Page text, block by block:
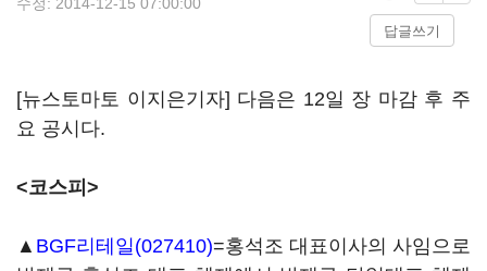
답글쓰기
[뉴스토마토 이지은기자] 다음은 12일 장 마감 후 주
요 공시다.
<코스피>
▲ BGF리테일(027410)=홍석조 대표이사의 사임으로